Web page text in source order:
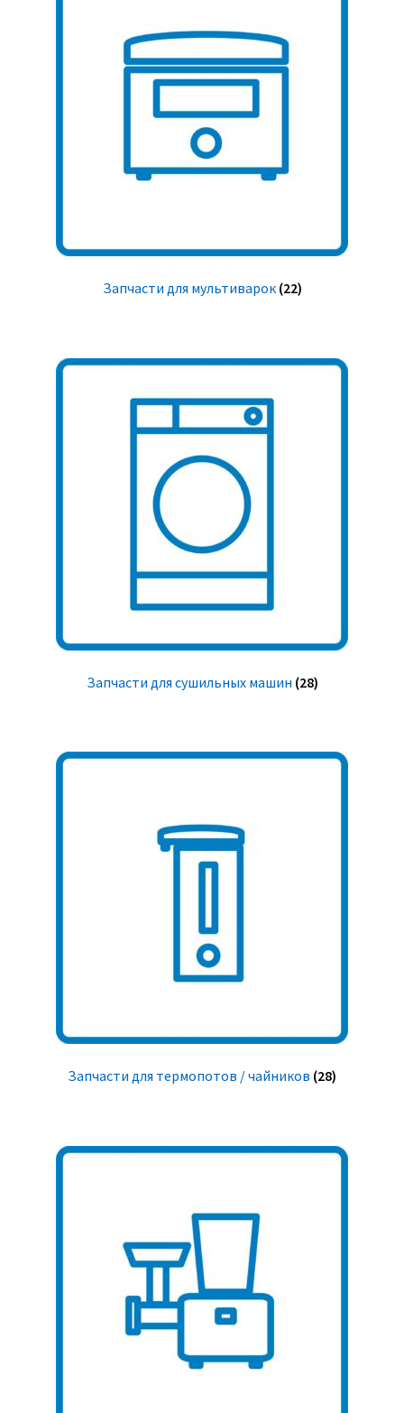
Запчасти для мультиварок (22)
Запчасти для сушильных машин (28)
Запчасти для термопотов / чайников (28)